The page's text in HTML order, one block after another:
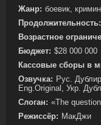
Жанр: боевик,
Продолжительность:
Возрастное
Бюджет: $28 000 000
Кассовые сборы в
Озвучка: Рус.
Eng.Original, Укр.
Слоган: «The
Режиссёр: МакДжи